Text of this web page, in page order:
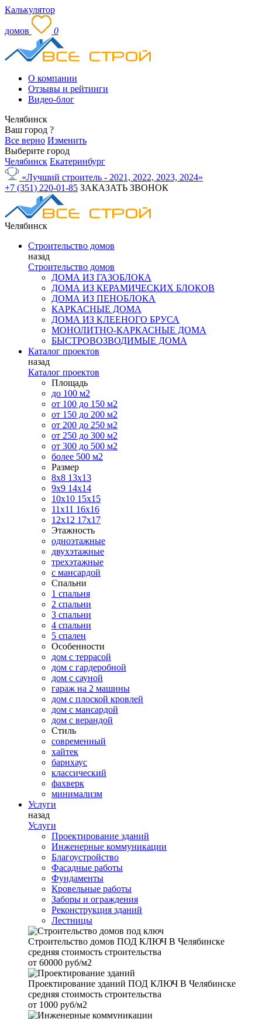
Калькулятор
домов 0
О компании
Отзывы и рейтинги
Видео-блог
Челябинск
Ваш город ?
Все верно Изменить
Выберите город
Челябинск Екатеринбург
«Лучший строитель - 2021, 2022, 2023, 2024»
+7 (351) 220-01-85 ЗАКАЗАТЬ ЗВОНОК
Челябинск
Строительство домов
назад
Строительство домов
ДОМА ИЗ ГАЗОБЛОКА
ДОМА ИЗ КЕРАМИЧЕСКИХ БЛОКОВ
ДОМА ИЗ ПЕНОБЛОКА
КАРКАСНЫЕ ДОМА
ДОМА ИЗ КЛЕЕНОГО БРУСА
МОНОЛИТНО-КАРКАСНЫЕ ДОМА
БЫСТРОВОЗВОДИМЫЕ ДОМА
Каталог проектов
назад
Каталог проектов
Площадь
до 100 м2
от 100 до 150 м2
от 150 до 200 м2
от 200 до 250 м2
от 250 до 300 м2
от 300 до 500 м2
более 500 м2
Размер
8х8 13х13
9х9 14х14
10х10 15х15
11x11 16х16
12х12 17х17
Этажность
одноэтажные
двухэтажные
трехэтажные
с мансардой
Спальни
1 спальня
2 спальни
3 спальни
4 спальни
5 спален
Особенности
дом с террасой
дом с гардеробной
дом с сауной
гараж на 2 машины
дом с плоской кровлей
дом с мансардой
дом с верандой
Стиль
современный
хайтек
барнхаус
классический
фахверк
минимализм
Услуги
назад
Услуги
Проектирование зданий
Инженерные коммуникации
Благоустройство
Фасадные работы
Фундаменты
Кровельные работы
Заборы и ограждения
Реконструкция зданий
Лестницы
Строительство домов ПОД КЛЮЧ В Челябинске
средняя стоимость строительства
от 60000 руб/м2
Проектирование зданий ПОД КЛЮЧ В Челябинске
средняя стоимость строительства
от 1000 руб/м2